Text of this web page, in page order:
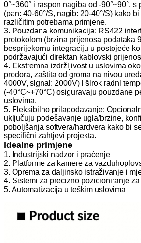
0°~360° i raspon nagiba od -90°~90°,
(pan: 40-60°/S, nagib: 20-40°/S) kako
različitim potrebama primjene.
3. Pouzdana komunikacija: RS422
protokolom (brzina prijenosa podataka
besprijekornu integraciju u postojeće
podržavajući direktan kablovski
4. Ekstremna izdržljivost u uslovima
prodora, zaštita od groma na nivou
4000V, signal: 2000V) i širok radni
(-40°C~+70°C) osiguravaju pouzdane
uslovima.
5. Fleksibilno prilagođavanje:
uključuju podešavanje ugla/brzine,
poboljšanja softvera/hardvera kako bi
specifični zahtjevi projekta.
Idealne primjene
1. Industrijski nadzor i praćenje
2. Platforme za kamere za
3. Oprema za daljinsko istraživanje i
4. Sistemi za precizno pozicioniranje
5. Automatizacija u teškim uslovima